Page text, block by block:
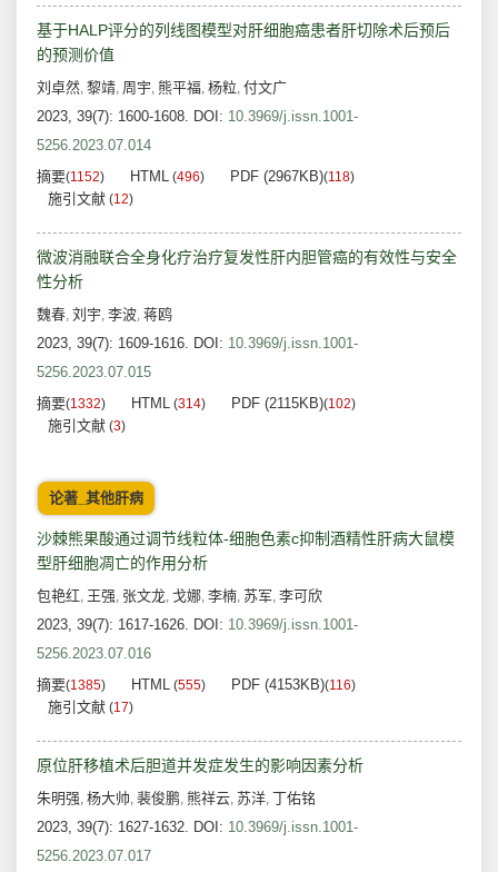
基于HALP评分的列线图模型对肝细胞癌患者肝切除术后预后
的预测价值
刘卓然, 黎靖, 周宇, 熊平福, 杨粒, 付文广
2023, 39(7): 1600-1608. DOI: 10.3969/j.issn.1001-
5256.2023.07.014
摘要(1152) HTML (496) PDF (2967KB)(118)
施引文献 (12)
微波消融联合全身化疗治疗复发性肝内胆管癌的有效性与安全
性分析
魏春, 刘宇, 李波, 蒋鸥
2023, 39(7): 1609-1616. DOI: 10.3969/j.issn.1001-
5256.2023.07.015
摘要(1332) HTML (314) PDF (2115KB)(102)
施引文献 (3)
论著_其他肝病
沙棘熊果酸通过调节线粒体-细胞色素c抑制酒精性肝病大鼠模
型肝细胞凋亡的作用分析
包艳红, 王强, 张文龙, 戈娜, 李楠, 苏军, 李可欣
2023, 39(7): 1617-1626. DOI: 10.3969/j.issn.1001-
5256.2023.07.016
摘要(1385) HTML (555) PDF (4153KB)(116)
施引文献 (17)
原位肝移植术后胆道并发症发生的影响因素分析
朱明强, 杨大帅, 裴俊鹏, 熊祥云, 苏洋, 丁佑铭
2023, 39(7): 1627-1632. DOI: 10.3969/j.issn.1001-
5256.2023.07.017